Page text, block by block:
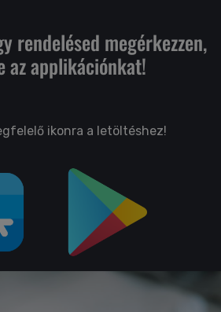
rendelésed megérkezzen,
az applikációnkat!
ikonra a letöltéshez!